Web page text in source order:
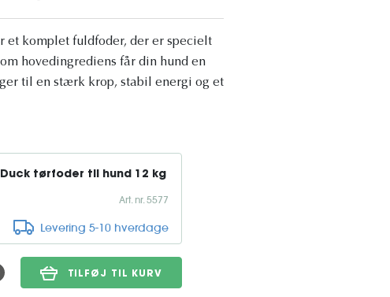
et komplet fuldfoder, der er specielt
hovedingrediens får din hund en
til en stærk krop, stabil energi og et
tørfoder til hund 12 kg
Art. nr. 5577
Levering 5-10 hverdage
TILFØJ TIL KURV